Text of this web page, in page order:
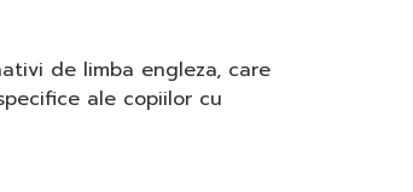
de limba engleza, care
ale copiilor cu